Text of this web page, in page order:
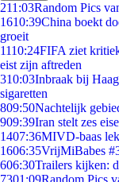
211:03Random Pics
1610:39China boekt
groeit
1110:24FIFA ziet
eist zijn aftreden
310:03Inbraak bij
sigaretten
809:50Nachtelijk
909:39Iran stelt zes
1407:36MIVD-baas
1606:35VrijMiBabes
606:30Trailers kijken:
7301:09Random Pics